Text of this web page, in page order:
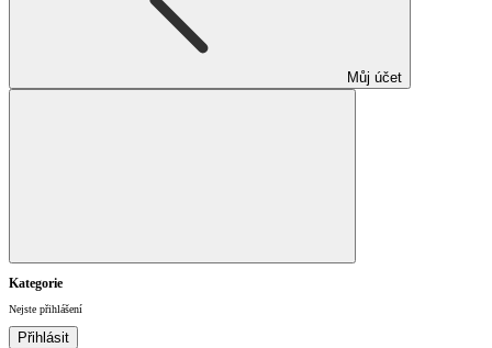
Můj účet
Kategorie
Nejste přihlášení
Přihlásit